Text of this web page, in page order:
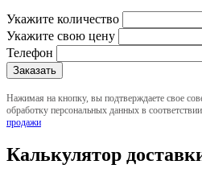
Укажите количество
Укажите свою цену
Телефон
Нажимая на кнопку, вы подтверждаете свое
обработку персональных данных в
продажи
Калькулятор